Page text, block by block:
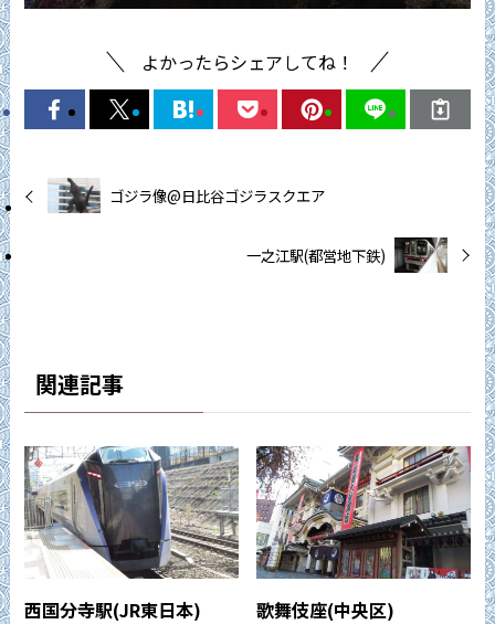
よかったらシェアしてね！
ゴジラ像@日比谷ゴジラスクエア
一之江駅(都営地下鉄)
関連記事
西国分寺駅(JR東日本) 歌舞伎座(中央区)